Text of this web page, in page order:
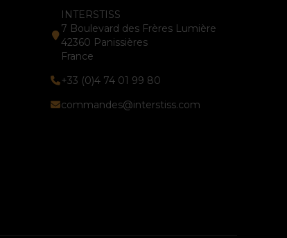
INTERSTISS
7 Boulevard des Frères Lumière
42360 Panissières
France
+33 (0)4 74 01 99 80
commandes@interstiss.com